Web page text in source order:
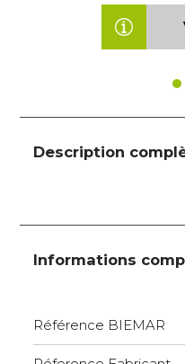
Description
Informations
Référence BIEMAR